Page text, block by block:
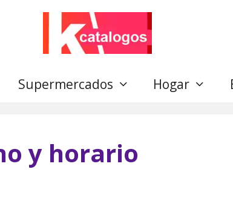
Supermercados Hogar
y horario